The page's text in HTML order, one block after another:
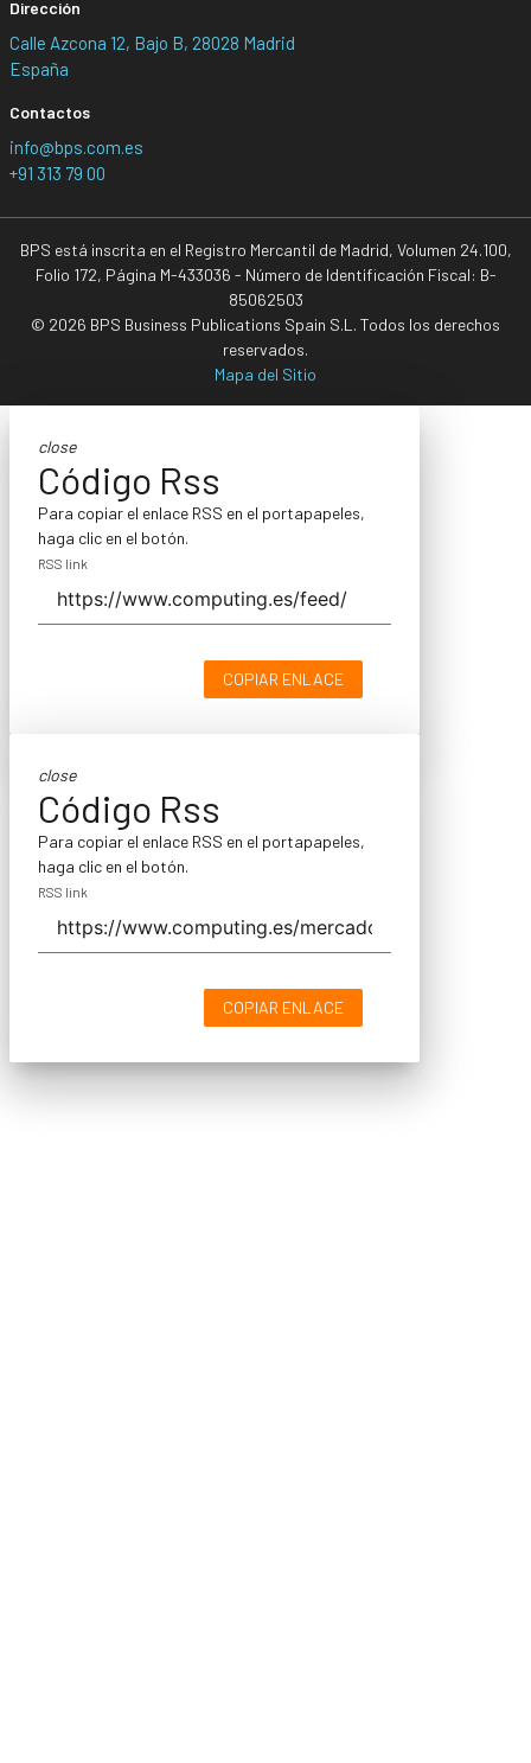
Dirección
Calle Azcona 12, Bajo B, 28028 Madrid
España
Contactos
info@bps.com.es
+91 313 79 00
BPS está inscrita en el Registro Mercantil de Madrid, Volumen 24.100,
Folio 172, Página M-433036 - Número de Identificación Fiscal: B-
85062503
© 2026 BPS Business Publications Spain S.L. Todos los derechos
reservados.
Mapa del Sitio
close
Código Rss
Para copiar el enlace RSS en el portapapeles,
haga clic en el botón.
RSS link
COPIAR ENLACE
close
Código Rss
Para copiar el enlace RSS en el portapapeles,
haga clic en el botón.
RSS link
COPIAR ENLACE